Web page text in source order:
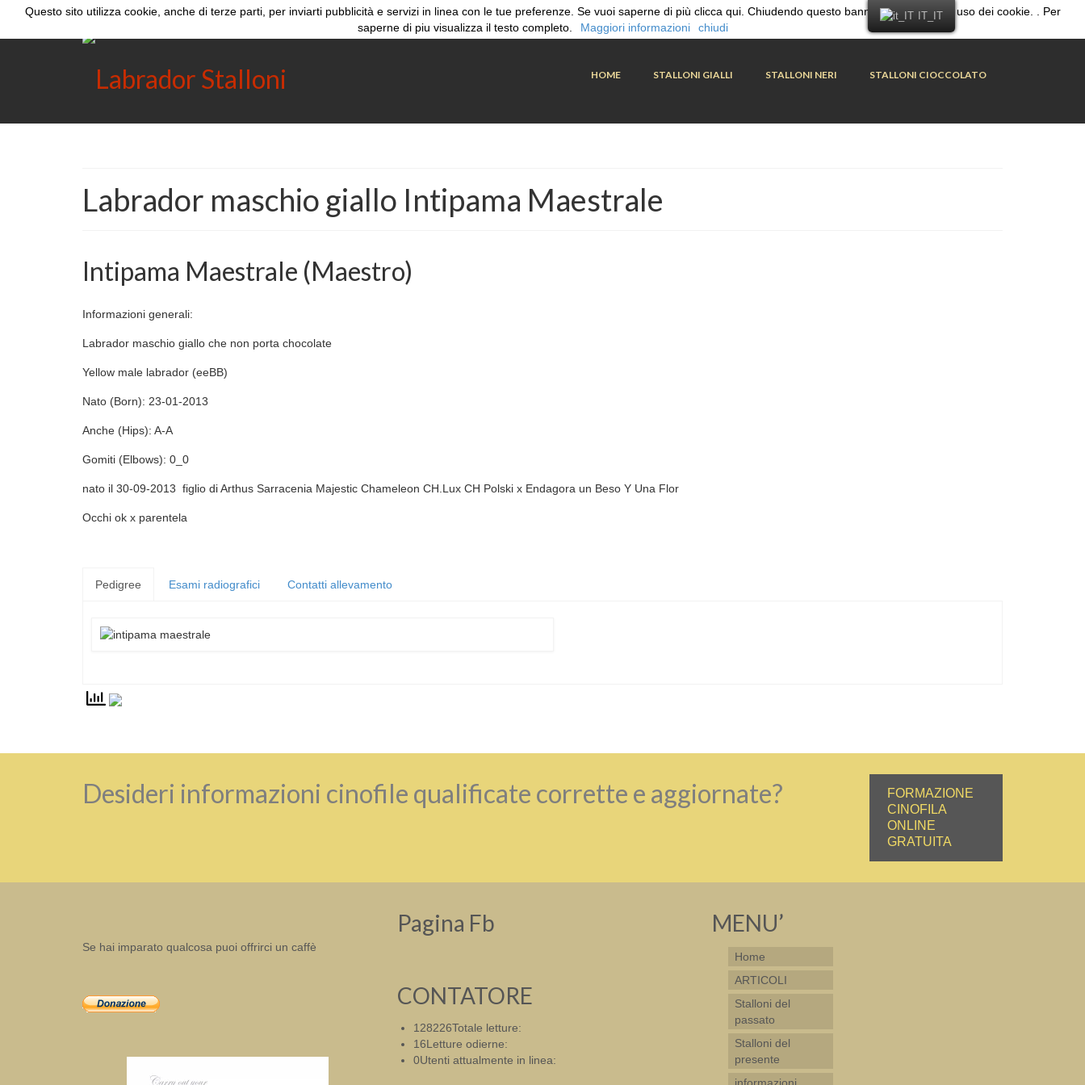
Cerca:
HOME STALLONI GIALLI STALLONI NERI STALLONI CIOCCOLATO
Labrador maschio giallo Intipama Maestrale
Intipama Maestrale (Maestro)
Informazioni generali:
Labrador maschio giallo che non porta chocolate
Yellow male labrador (eeBB)
Nato (Born): 23-01-2013
Anche (Hips): A-A
Gomiti (Elbows): 0_0
nato il 30-09-2013 figlio di Arthus Sarracenia Majestic Chameleon CH.Lux CH Polski x Endagora un Beso Y Una Flor
Occhi ok x parentela
Pedigree Esami radiografici Contatti allevamento
Desideri informazioni cinofile qualificate corrette e aggiornate?
FORMAZIONE
CINOFILA
ONLINE
GRATUITA
Se hai imparato qualcosa puoi offrirci un caffè
Pagina Fb
CONTATORE
128226Totale letture:
16Letture odierne:
0Utenti attualmente in linea:
MENU’
Home
ARTICOLI
Stalloni del
passato
Stalloni del
presente
informazioni
Questo sito utilizza cookie, anche di terze parti, per inviarti pubblicità e servizi in linea con le tue preferenze. Se vuoi saperne di più clicca qui. Chiudendo questo banner acconsenti all uso dei cookie. . Per
saperne di piu visualizza il testo completo.
Maggiori informazioni chiudi